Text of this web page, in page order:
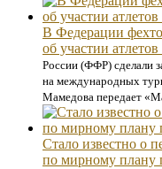
В Федерации
об участии
России (ФФР) сделали
на международных
Мамедова передает
Стало известно о
по мирному плану